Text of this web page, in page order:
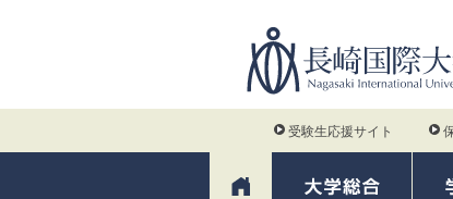
受験生応援サイト